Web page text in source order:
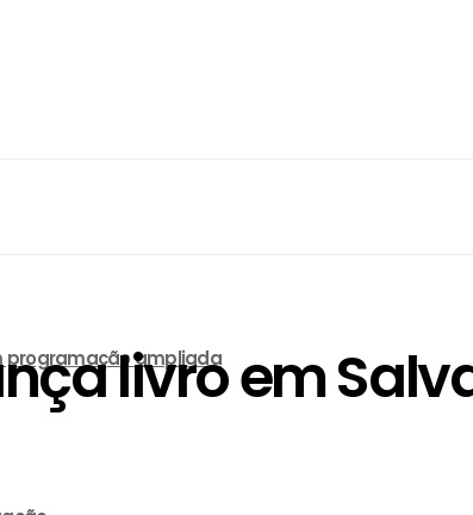
programação ampliada
livro em